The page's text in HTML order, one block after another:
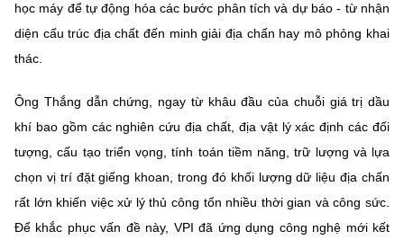
Chọn ngôn ngữ
BỘ KHOA HỌC VÀ CÔNG NGHỆ
MINISTRY OF SCIENCE AND TECHNOLOGY
Điều khoản sử dụng Theo dõi MST: Góp ý
học máy để tự động hóa các bước phân tích và dự báo - từ nhận
diện cấu trúc địa chất đến minh giải địa chấn hay mô phỏng khai
thác.
Ông Thắng dẫn chứng, ngay từ khâu đầu của chuỗi giá trị dầu
khí bao gồm các nghiên cứu địa chất, địa vật lý xác định các đối
tượng, cấu tạo triển vọng, tính toán tiềm năng, trữ lượng và lựa
chọn vị trí đặt giếng khoan, trong đó khối lượng dữ liệu địa chấn
rất lớn khiến việc xử lý thủ công tốn nhiều thời gian và công sức.
Để khắc phục vấn đề này, VPI đã ứng dụng công nghệ mới kết